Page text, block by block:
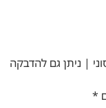
| ניתן גם להדבקה
*